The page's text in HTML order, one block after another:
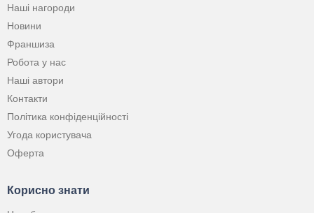
Наші нагороди
Новини
Франшиза
Робота у нас
Наші автори
Контакти
Політика конфіденційності
Угода користувача
Оферта
Корисно знати